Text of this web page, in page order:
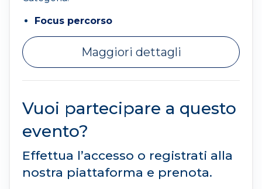
Focus percorso
Maggiori dettagli
Vuoi partecipare a questo
evento?
Effettua l’accesso o registrati alla
nostra piattaforma e prenota.